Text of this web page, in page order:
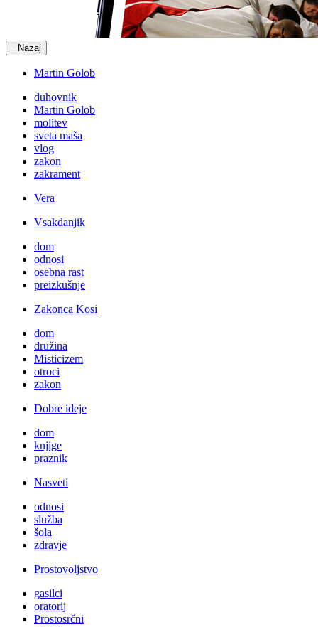
Nazaj
Martin Golob
duhovnik
Martin Golob
molitev
sveta maša
vlog
zakon
zakrament
Vera
Vsakdanjik
dom
odnosi
osebna rast
preizkušnje
Zakonca Kosi
dom
družina
Misticizem
otroci
zakon
Dobre ideje
dom
knjige
praznik
Nasveti
odnosi
služba
šola
zdravje
Prostovoljstvo
gasilci
oratorij
Prostosrčni